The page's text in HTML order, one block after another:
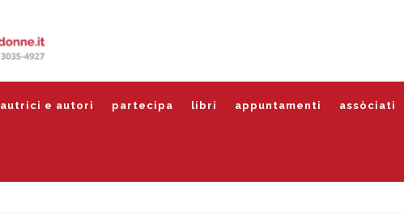
autrici e autori partecipa libri appuntamenti assòciati